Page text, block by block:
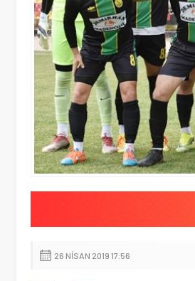
26 NISAN 2019 17:56